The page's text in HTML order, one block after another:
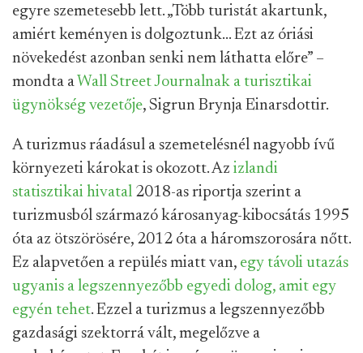
egyre szemetesebb lett. „Több turistát akartunk,
amiért keményen is dolgoztunk… Ezt az óriási
növekedést azonban senki nem láthatta előre” –
mondta a Wall Street Journalnak a turisztikai
ügynökség vezetője, Sigrun Brynja Einarsdottir.
A turizmus ráadásul a szemetelésnél nagyobb ívű
környezeti károkat is okozott. Az izlandi
statisztikai hivatal 2018-as riportja szerint a
turizmusból származó károsanyag-kibocsátás 1995
óta az ötszörösére, 2012 óta a háromszorosára nőtt.
Ez alapvetően a repülés miatt van, egy távoli utazás
ugyanis a legszennyezőbb egyedi dolog, amit egy
egyén tehet. Ezzel a turizmus a legszennyezőbb
gazdasági szektorrá vált, megelőzve a